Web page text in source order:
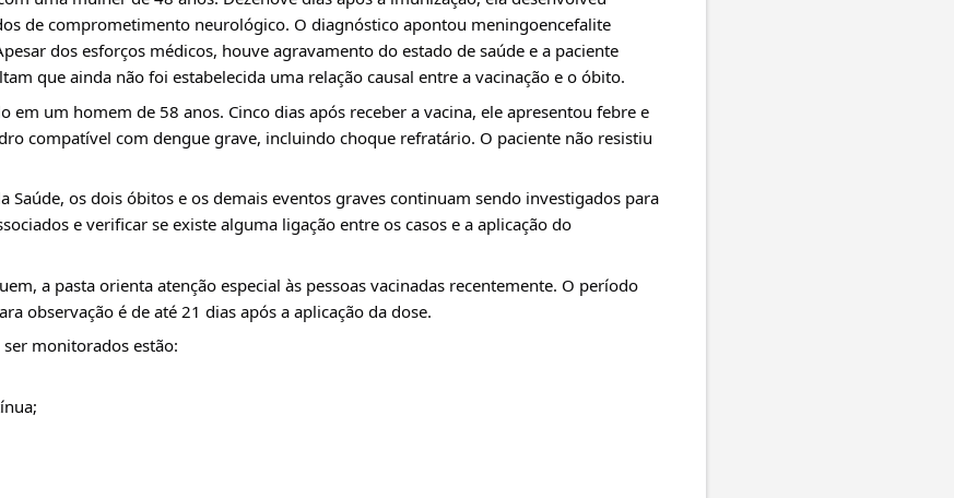
de comprometimento neurológico. O diagnóstico apontou meningoencefalite
dos esforços médicos, houve agravamento do estado de saúde e a paciente
que ainda não foi estabelecida uma relação causal entre a vacinação e o óbito.
em um homem de 58 anos. Cinco dias após receber a vacina, ele apresentou febre e
compatível com dengue grave, incluindo choque refratário. O paciente não resistiu
Saúde, os dois óbitos e os demais eventos graves continuam sendo investigados para
e verificar se existe alguma ligação entre os casos e a aplicação do
a pasta orienta atenção especial às pessoas vacinadas recentemente. O período
observação é de até 21 dias após a aplicação da dose.
monitorados estão: